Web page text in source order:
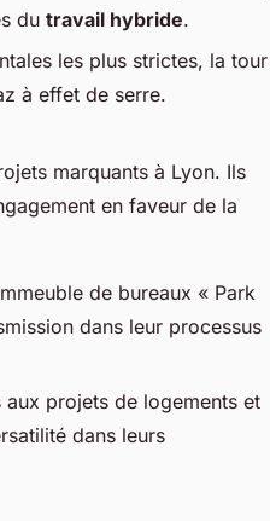
du travail hybride.
les plus strictes, la tour
à effet de serre.
marquants à Lyon. Ils
en faveur de la
de bureaux « Park
dans leur processus
projets de logements et
dans leurs